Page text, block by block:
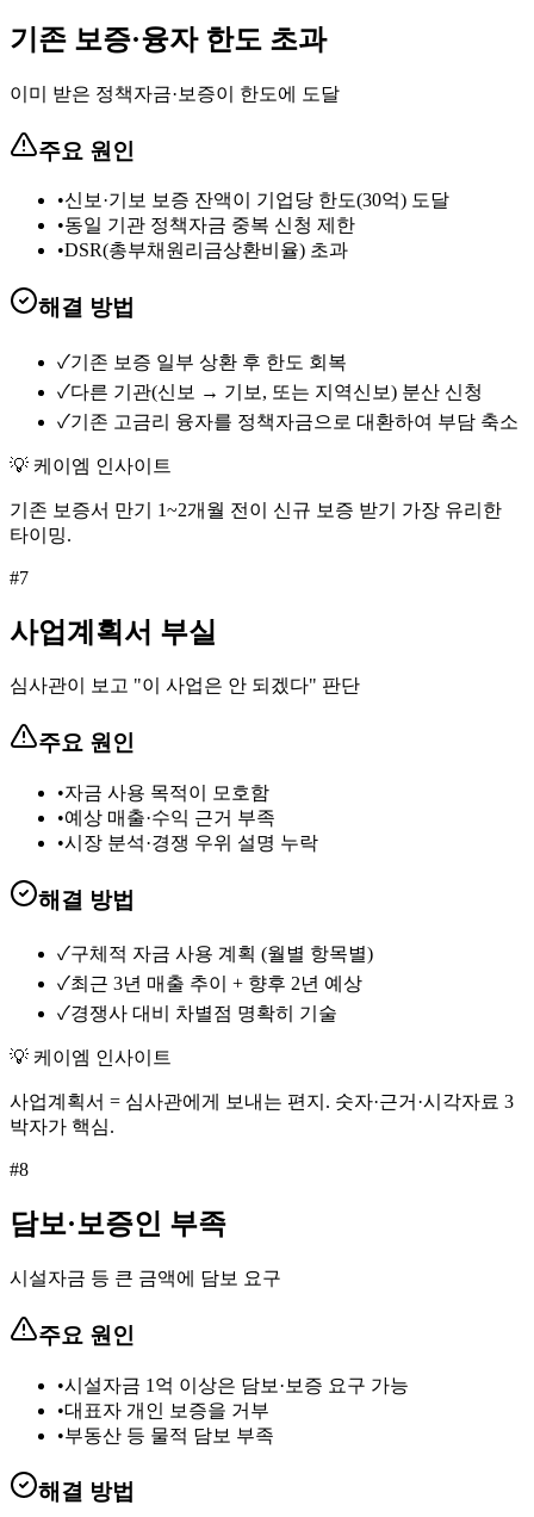
기존 보증·융자 한도 초과
이미 받은 정책자금·보증이 한도에 도달
주요 원인
•신보·기보 보증 잔액이 기업당 한도(30억) 도달
•동일 기관 정책자금 중복 신청 제한
•DSR(총부채원리금상환비율) 초과
해결 방법
✓기존 보증 일부 상환 후 한도 회복
✓다른 기관(신보 → 기보, 또는 지역신보) 분산 신청
✓기존 고금리 융자를 정책자금으로 대환하여 부담 축소
💡 케이엠 인사이트
기존 보증서 만기 1~2개월 전이 신규 보증 받기 가장 유리한
타이밍.
#7
사업계획서 부실
심사관이 보고 "이 사업은 안 되겠다" 판단
주요 원인
•자금 사용 목적이 모호함
•예상 매출·수익 근거 부족
•시장 분석·경쟁 우위 설명 누락
해결 방법
✓구체적 자금 사용 계획 (월별 항목별)
✓최근 3년 매출 추이 + 향후 2년 예상
✓경쟁사 대비 차별점 명확히 기술
💡 케이엠 인사이트
사업계획서 = 심사관에게 보내는 편지. 숫자·근거·시각자료 3
박자가 핵심.
#8
담보·보증인 부족
시설자금 등 큰 금액에 담보 요구
주요 원인
•시설자금 1억 이상은 담보·보증 요구 가능
•대표자 개인 보증을 거부
•부동산 등 물적 담보 부족
해결 방법